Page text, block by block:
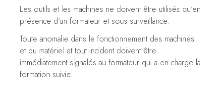
Les outils et les machines ne doivent être utilisés qu'en
présence d'un formateur et sous surveillance.
Toute anomalie dans le fonctionnement des machines
et du matériel et tout incident doivent être
immédiatement signalés au formateur qui a en charge la
formation suivie.